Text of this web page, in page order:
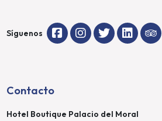
Síguenos
Contacto
Hotel Boutique Palacio del Moral